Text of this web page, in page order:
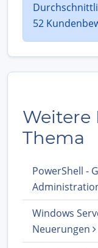
52
Weitere
Thema
PowerShell -
Windows
Neuerungen